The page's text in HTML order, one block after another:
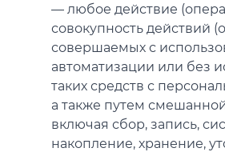
— любое действие
совокупность действий
совершаемых с
автоматизации или без
таких средств с
а также путем
включая сбор, запись,
накопление, хранение,